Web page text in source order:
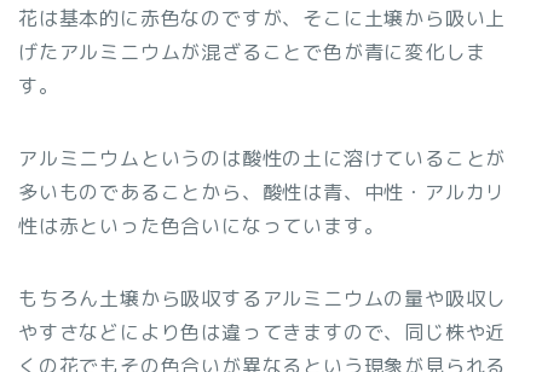
花は基本的に赤色なのですが、そこに土壌から吸い上
げたアルミニウムが混ざることで色が青に変化しま
す。
アルミニウムというのは酸性の土に溶けていることが
多いものであることから、酸性は青、中性・アルカリ
性は赤といった色合いになっています。
もちろん土壌から吸収するアルミニウムの量や吸収し
やすさなどにより色は違ってきますので、同じ株や近
くの花でもその色合いが異なるという現象が見られる